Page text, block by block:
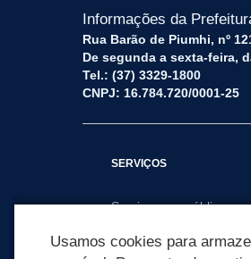
Informações da
Rua Barão de Piumhi, nº
De segunda a sexta-feira,
Tel.: (37) 3329-1800
CNPJ: 16.784.720/0001-25
SERVIÇOS
Serviços por público
Usamos cookies para